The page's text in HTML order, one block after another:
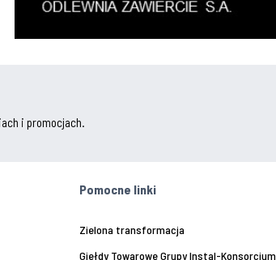
i promocjach.
Pomocne linki
Zielona transformacja
Giełdy Towarowe Grupy Instal-Konsorcjum